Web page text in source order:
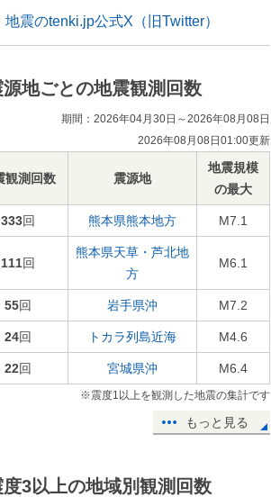
地震のtenki.jp公式X（旧Twitter）
源地ごとの地震観測回数
期間：2026年04月30日～2026年08月08日
2026年08月08日01:00更新
観測回数 震源地
地震規模
の最大
333回 熊本県熊本地方 M7.1
111回
熊本県天草・芦北地
方
M6.1
55回 岩手県沖 M7.2
24回 トカラ列島近海 M4.6
22回 宮城県沖 M6.4
※震度1以上を観測した地震の集計です
もっと見る
度3以上の地域別観測回数